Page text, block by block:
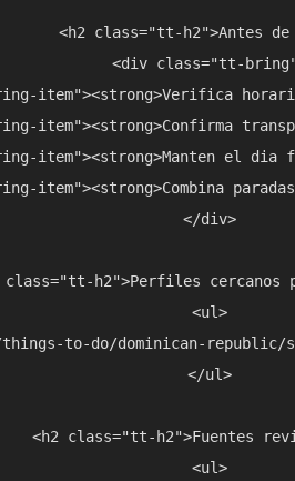
<h2 class="tt-h2">Antes
<div class="tt-
item"><strong>Verifica
item"><strong>Confirma
item"><strong>Manten el dia
item"><strong>Combina
</div>
class="tt-h2">Perfiles cercanos
<ul>
to-do/dominican-
</ul>
<h2 class="tt-h2">Fuentes
<ul>